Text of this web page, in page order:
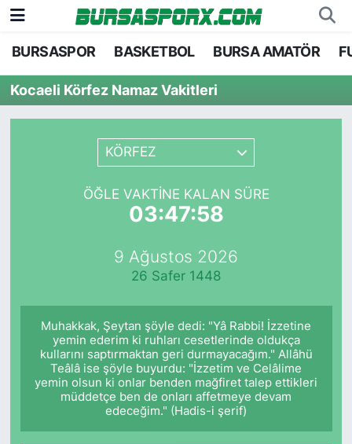
BURSASPOR BASKETBOL BURSA AMATÖR
Kocaeli Körfez Namaz Vakitleri
KÖRFEZ
ÖĞLE VAKTINE KALAN SÜRE
03:47:58
9 Ağustos 2026
26 Safer 1448
Muhakkak, Şeytan şöyle dedi: "Yâ Rabbi! İzzetine
yemin ederim ki ruhları cesetlerinde oldukça
kullarını saptırmaktan geri durmayacağım." Allâhü
Teâlâ ise şöyle buyurdu: "İzzetim ve Celâlime
yemin olsun ki onlar benden mağfiret talep ettikleri
müddetçe ben de onları affetmeye devam
edeceğim." (Hadis-i şerif)
Bursaspor
Futbol
Basketbol
Bursa Nöbetçi Eczaneler
Bursa Hava Durumu
Bursa Namaz Vakitleri
TFF 1.Lig Puan Durumu ve Fikstür
Tüm Manşetler
Haber Arşivi